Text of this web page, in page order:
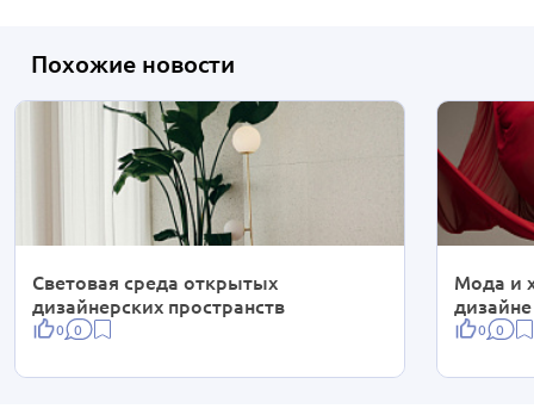
Похожие новости
Световая среда открытых
дизайнерских пространств
0 0
Мода и
дизайне
0 0